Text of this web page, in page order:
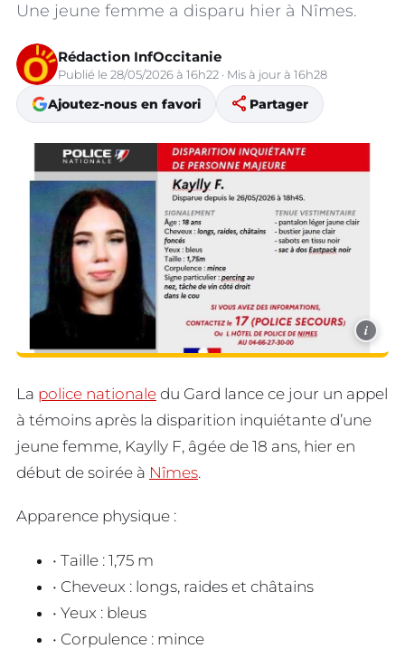
Une jeune femme a disparu hier à Nîmes.
Rédaction InfOccitanie
Publié le 28/05/2026 à 16h22 · Mis à jour à 16h28
Ajoutez-nous en favori share Partager
i
La police nationale du Gard lance ce jour un appel
à témoins après la disparition inquiétante d’une
jeune femme, Kaylly F, âgée de 18 ans, hier en
début de soirée à Nîmes.
Apparence physique :
• Taille : 1,75 m
• Cheveux : longs, raides et châtains
• Yeux : bleus
• Corpulence : mince